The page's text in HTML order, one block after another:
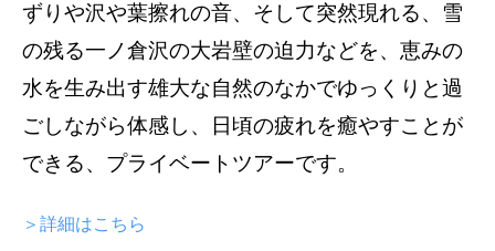
ずりや沢や葉擦れの音、そして突然現れる、雪
の残る一ノ倉沢の大岩壁の迫力などを、恵みの
水を生み出す雄大な自然のなかでゆっくりと過
ごしながら体感し、日頃の疲れを癒やすことが
できる、プライベートツアーです。
＞詳細はこちら